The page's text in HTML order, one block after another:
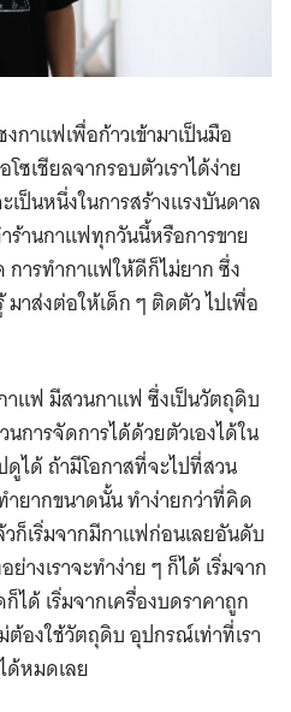
กาแฟเพื่อก้าวเข้ามาเป็นมือ
ซเชียลจากรอบตัวเราได้ง่าย
ป็นหนึ่งในการสร้างแรงบันดาล
ร้านกาแฟทุกวันนี้หรือการขาย
ารทำกาแฟให้ดีก็ไม่ยาก ซึ่ง
มาส่งต่อให้เด็ก ๆ ติดตัว ไปเพื่อ
แฟ มีสวนกาแฟ ซึ่งเป็นวัตถุดิบ
นการจัดการได้ด้วยตัวเองได้ใน
ดูได้ ถ้ามีโอกาสที่จะไปที่สวน
ำยากขนาดนั้น ทำง่ายกว่าที่คิด
วก็เริ่มจากมีกาแฟก่อนเลยอันดับ
งเราจะทำง่าย ๆ ก็ได้ เริ่มจาก
ได้ เริ่มจากเครื่องบดราคาถูก
ต้องใช้วัตถุดิบ อุปกรณ์เท่าที่เรา
ด้หมดเลย